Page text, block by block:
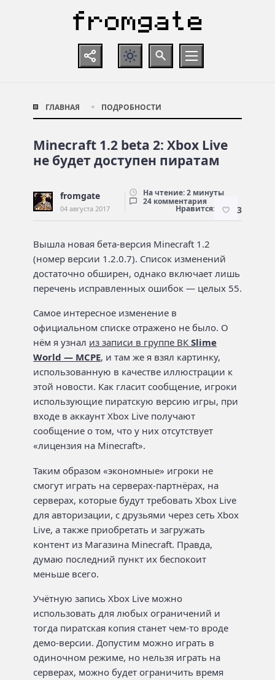
ГЛАВНАЯ ПОДРОБНОСТИ
Minecraft 1.2 beta 2: Xbox Live
не будет доступен пиратам
fromgate
04 августа 2017
На чтение: 2 минуты
24 комментария
Нравится: 3
Вышла новая бета-версия Minecraft 1.2
(номер версии 1.2.0.7). Список изменений
достаточно обширен, однако включает лишь
перечень исправленных ошибок — целых 55.
Самое интересное изменение в
официальном списке отражено не было. О
нём я узнал из записи в группе ВК Slime
World — MCPE, и там же я взял картинку,
использованную в качестве иллюстрации к
этой новости. Как гласит сообщение, игроки
использующие пиратскую версию игры, при
входе в аккаунт Xbox Live получают
сообщение о том, что у них отсутствует
«лицензия на Minecraft».
Таким образом «экономные» игроки не
смогут играть на серверах-партнёрах, на
серверах, которые будут требовать Xbox Live
для авторизации, с друзьями через сеть Xbox
Live, а также приобретать и загружать
контент из Магазина Minecraft. Правда,
думаю последний пункт их беспокоит
меньше всего.
Учётную запись Xbox Live можно
использовать для любых ограничений и
тогда пиратская копия станет чем-то вроде
демо-версии. Допустим можно играть в
одиночном режиме, но нельзя играть на
серверах, можно будет ограничить время